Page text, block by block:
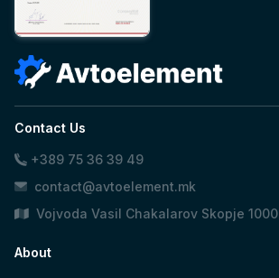
Contact Us
+389 75 36 39 49
contact@avtoelement.mk
Vojvoda Vasil Chakalarov Skopje 1000
About